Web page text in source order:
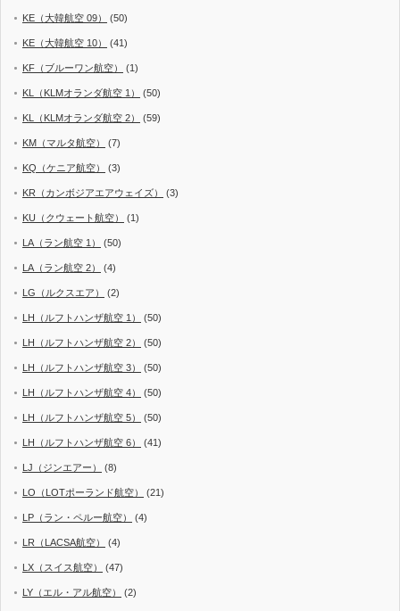
KE（大韓航空 09） (50)
KE（大韓航空 10） (41)
KF（ブルーワン航空） (1)
KL（KLMオランダ航空 1） (50)
KL（KLMオランダ航空 2） (59)
KM（マルタ航空） (7)
KQ（ケニア航空） (3)
KR（カンボジアエアウェイズ） (3)
KU（クウェート航空） (1)
LA（ラン航空 1） (50)
LA（ラン航空 2） (4)
LG（ルクスエア） (2)
LH（ルフトハンザ航空 1） (50)
LH（ルフトハンザ航空 2） (50)
LH（ルフトハンザ航空 3） (50)
LH（ルフトハンザ航空 4） (50)
LH（ルフトハンザ航空 5） (50)
LH（ルフトハンザ航空 6） (41)
LJ（ジンエアー） (8)
LO（LOTポーランド航空） (21)
LP（ラン・ペルー航空） (4)
LR（LACSA航空） (4)
LX（スイス航空） (47)
LY（エル・アル航空） (2)